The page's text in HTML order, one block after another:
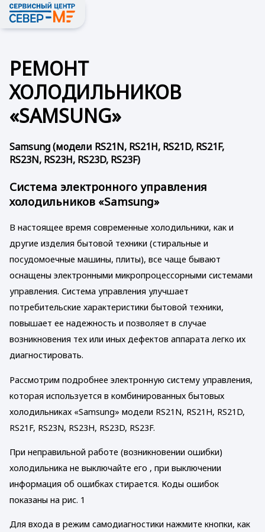
РЕМОНТ
ХОЛОДИЛЬНИКОВ
«SAMSUNG»
Samsung (модели RS21N, RS21H, RS21D, RS21F,
RS23N, RS23H, RS23D, RS23F)
Система электронного управления
холодильников «Samsung»
В настоящее время современные холодильники, как и
другие изделия бытовой техники (стиральные и
посудомоечные машины, плиты), все чаще бывают
оснащены электронными микропроцессорными системами
управления. Система управления улучшает
потребительские характеристики бытовой техники,
повышает ее надежность и позволяет в случае
возникновения тех или иных дефектов аппарата легко их
диагностировать.
Рассмотрим подробнее электронную систему управления,
которая используется в комбинированных бытовых
холодильниках «Samsung» модели RS21N, RS21H, RS21D,
RS21F, RS23N, RS23H, RS23D, RS23F.
При неправильной работе (возникновении ошибки)
холодильника не выключайте его , при выключении
информация об ошибках стирается. Коды ошибок
показаны на рис. 1
Для входа в режим самодиагностики нажмите кнопки, как